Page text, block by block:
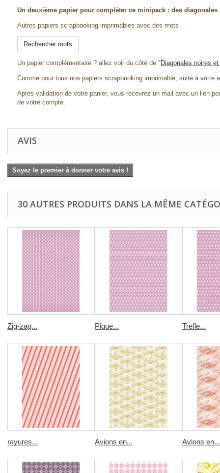
Un deuxième papier pour complèter ce minipack : des diagonales
Autres papiers scrapbooking imprimables avec des mots
Rechercher mots
Un papier complémentaire ? allez voir du côté de " Diagonales noires
Comme pour tous nos papiers scrapbooking imprimable, suite à
Après validation de votre panier, vous recevrez un mail avec un lien
de votre compte.
AVIS
Soyez le premier à donner votre avis !
30 AUTRES PRODUITS DANS LA MÊME
Zig-zag... Pique... Trefle...
rayures... Avions en... Avions en...